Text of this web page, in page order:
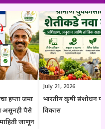
वेळोवेळी अद्ययावत ठेवण्याचा प्रयत्न केला
संबंधित लेख देखील अद्ययावत करण्यात
सरकारी योजनेसाठी अर्ज करण्यापूर्वी
माहिती, नियम आणि अटींची
हप्ता जमा
असूनही पैसे
जाणून
July 21, 2026
भारतीय कृषी संशोधन
विकास